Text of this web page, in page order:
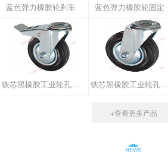
蓝色弹力橡胶轮刹车 蓝色弹力橡胶轮固定
铁芯黑橡胶工业轮孔顶刹车 铁芯黑橡胶工业轮孔顶活动
+查看更多产品